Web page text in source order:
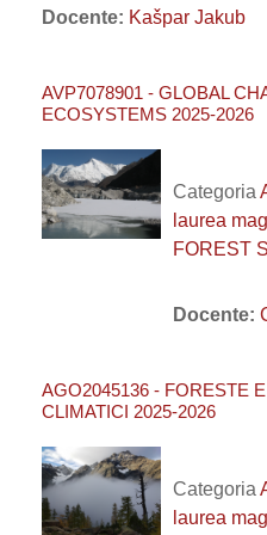
Docente: Kašpar Jakub
AVP7078901 - GLOBAL
ECOSYSTEMS 2025-2026
Categoria
laurea
FOREST
Docente:
AGO2045136 - FORESTE
CLIMATICI 2025-2026
Categoria
laurea